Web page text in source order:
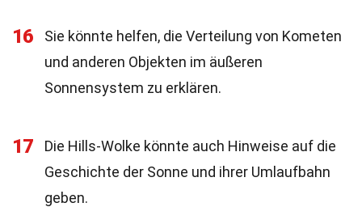
16
Sie könnte helfen, die Verteilung von Kometen
und anderen Objekten im äußeren
Sonnensystem zu erklären.
17
Die Hills-Wolke könnte auch Hinweise auf die
Geschichte der Sonne und ihrer Umlaufbahn
geben.